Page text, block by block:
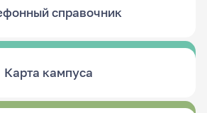
справочник
Карта кампуса